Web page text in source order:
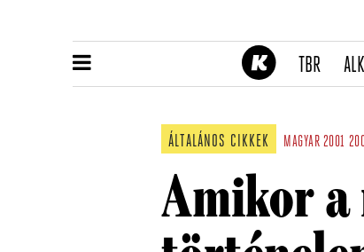
TBR
ÁLTALÁNOS CIKKEK MAGYAR 2001
Amikor a